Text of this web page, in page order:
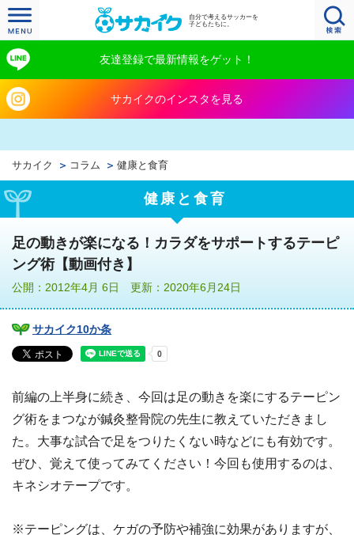
自分で考えるサッカーを
子どもたちに。
友達登録で最新情報をゲット！
サカイクのインスタを見る
サカイク コラム 健康と食育
健康と食育
足の動きが楽になる！カラダをサポートするテーピ
ング術【動画付き】
公開：2012年4月 6日 更新：2020年6月24日
サカイク10か条
前編の上半身に続き、今回は足の動きを楽にするテーピン
グ術をまつなが鍼灸整骨院の先生に教えていただきまし
た。大事な試合で足をつりたくない時などにも有効です。
ぜひ、覚えて使ってみてください！今回も使用するのは、
キネシオテープです。
※テーピングは、ケガの予防や補強に効果がありますが、